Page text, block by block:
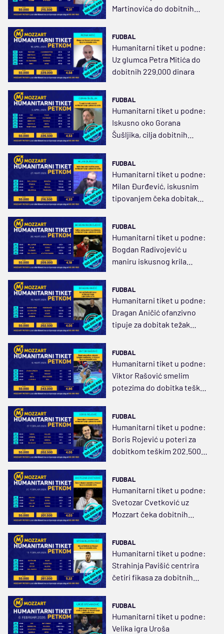
Martinovića do dobitnih
FUDBAL
Humanitarni tiket u podne:
Uz glumca Petra Mitića do
dobitnih 229.000 dinara
FUDBAL
Humanitarni tiket u podne:
Iskusno oko Gorana
Šušljika, cilja dobitnih
FUDBAL
Humanitarni tiket u podne:
Milan Đurđević, iskusnim
tipovanjem čeka dobitak
FUDBAL
Humanitarni tiket u podne:
Bogdan Radivojević u
maniru iskusnog krila
FUDBAL
Humanitarni tiket u podne:
Dragan Aničić ofanzivno
tipuje za dobitak težak
FUDBAL
Humanitarni tiket u podne:
Viktor Rašović smelim
potezima do dobitka teškog
FUDBAL
Humanitarni tiket u podne:
Boris Rojević u poteri za
dobitkom teškim 202.500
FUDBAL
Humanitarni tiket u podne:
Svetozar Cvetković uz
Mozzart čeka dobitnih
FUDBAL
Humanitarni tiket u podne:
Strahinja Pavišić centrira
četiri fikasa za dobitnih
FUDBAL
Humanitarni tiket u podne:
Velika igra Uroša